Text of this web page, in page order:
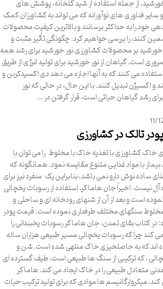
خورشید، از جمله استفاده از شید گلخانه، پوشش های
فناوری های نوآورانه که می تواند به کشاورزان کمک
خود را به حداکثر برسانند و بالاترین کیفیت محصولات
کنند، را بررسی خواهیم کرد. چگونگی تأثیر مثبت و
خورشید بر محصولات کشاورزی نور خورشید برای رشد همه
است. گیاهان از نور خورشید برای تولید انرژی از طریق
می کنند که به آنها اجازه می دهد دی اکسیدکربن و
و اکسیژن تبدیل کنند. با این حال، در حالی که نور
رشد گیاهان حیاتی است، قرار گرفتن در …
11/
تالک در کشاورزی
خاک کشاورزی با تغذیه خاک با مخلوط را می توان با
بیمار با مواد غذایی متنوع مقایسه نمود. همانگونه که
ساده نوش دارو نمی باشد، بنابراین یک منفرد نیز برای
نیست. اخیراً جان هاماکر، استفاده از رسوبات یخچالی
است و بعد از آن از شنهای رودخانه ای و ساحلی و
سنگهای مختلف طرفداری نموده است. قیمت پودر
در کتاب بقای تمدن، جان هاماکر رسوبات یخبندانی را
کند چرا که رسوبات یخچالی مسیر طبیعی هزاران ساله
اند که به حاصلخیزی خاک منتهی شده است. شن و
، که ترکیبی از سنگ ها طبیعی است، طیف گسترده ای
متعادل طبیعی را در خاک ایجاد می کند. هاماکر
میکروارگانیسم ها موادی که برای تولید ترکیب حیات